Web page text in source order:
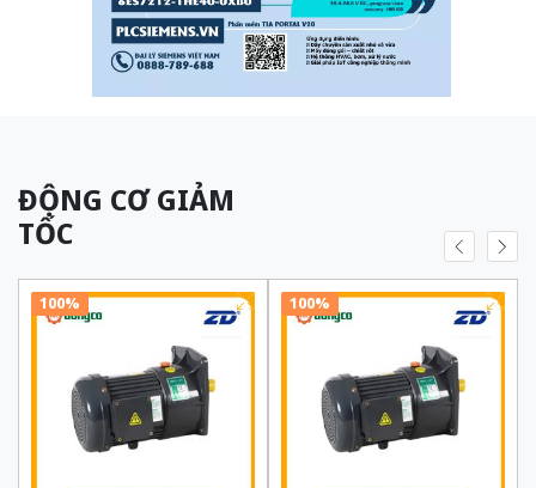
ĐỘNG CƠ GIẢM
TỐC
100% 100%